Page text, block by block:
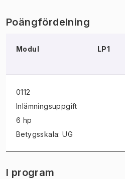
Poängfördelning
Modul LP1
0112
Inlämningsuppgift
6 hp
Betygsskala: UG
I program